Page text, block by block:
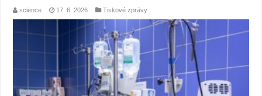
science 17. 6. 2026 Tiskové zprávy